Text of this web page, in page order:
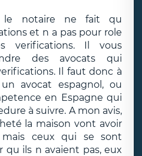
le notaire ne fait qu
et n a pas pour role
verifications. Il vous
des avocats qui
Il faut donc à
avocat espagnol, ou
en Espagne qui
à suivre. A mon avis,
la maison vont avoir
ceux qui se sont
qu ils n avaient pas, eux